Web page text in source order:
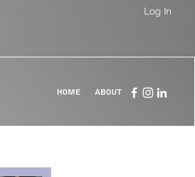
Log In
Home About